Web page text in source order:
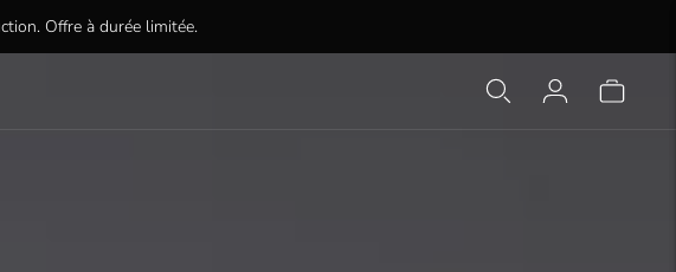
confiance !
Offre à durée limitée.